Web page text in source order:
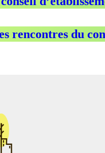
rencontres du